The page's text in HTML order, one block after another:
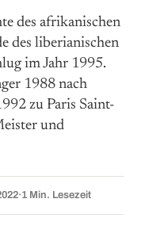
des ­afrikanischen
des liberianischen
im Jahr 1995.
1988 nach
zu Paris Saint-
und
·1 Min. Lesezeit